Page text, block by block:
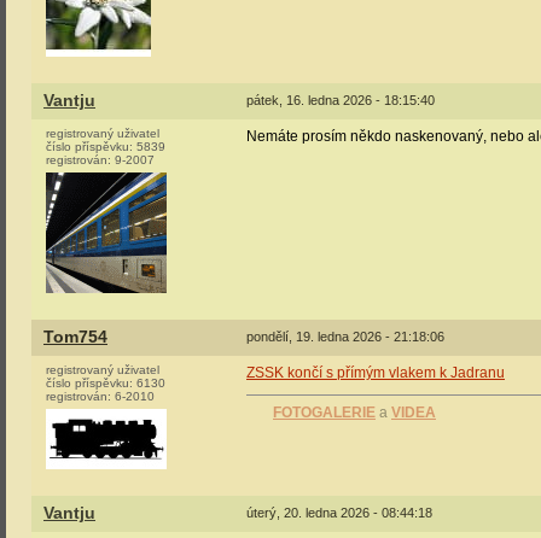
Vantju pátek, 16. ledna 2026 - 18:15:40
registrovaný uživatel
číslo příspěvku: 5839
registrován: 9-2007
Nemáte prosím někdo naskenovaný, nebo
Tom754 pondělí, 19. ledna 2026 - 21:18:06
registrovaný uživatel
číslo příspěvku: 6130
registrován: 6-2010
ZSSK končí s přímým vlakem k Jadranu
FOTOGALERIE a VIDEA
Vantju úterý, 20. ledna 2026 - 08:44:18